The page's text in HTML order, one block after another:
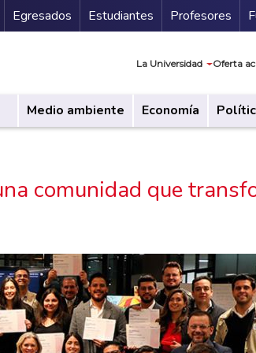
Secundario
Egresados Estudiantes Profesores
La Universidad Oferta
Medio ambiente Economía
comunidad que